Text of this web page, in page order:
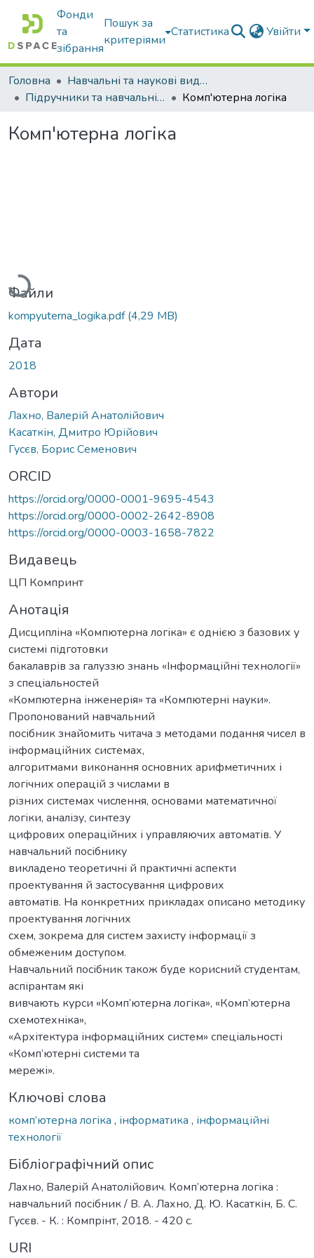
Фонди
та
зібрання
Пошук за
критеріями
Статистика Увійти
Головна
Навчальні та наукові видання
Підручники та навчальні посібники
Комп'ютерна логіка
Комп'ютерна логіка
Вантажиться...
Файли
kompyuterna_logika.pdf(4,29 MB)
Дата
2018
Автори
Лахно, Валерій Анатолійович
Касаткін, Дмитро Юрійович
Гусєв, Борис Семенович
ORCID
https://orcid.org/0000-0001-9695-4543
https://orcid.org/0000-0002-2642-8908
https://orcid.org/0000-0003-1658-7822
Видавець
ЦП Компринт
Анотація
Дисципліна «Компютерна логіка» є однією з базових у
системі підготовки
бакалаврів за галуззю знань «Інформаційні технології»
з спеціальностей
«Компютерна інженерія» та «Компютерні науки».
Пропонований навчальний
посібник знайомить читача з методами подання чисел в
інформаційних системах,
алгоритмами виконання основних арифметичних і
логічних операцій з числами в
різних системах числення, основами математичної
логіки, аналізу, синтезу
цифрових операційних і управляючих автоматів. У
навчальний посібнику
викладено теоретичні й практичні аспекти
проектування й застосування цифрових
автоматів. На конкретних прикладах описано методику
проектування логічних
схем, зокрема для систем захисту інформації з
обмеженим доступом.
Навчальний посібник також буде корисний студентам,
аспірантам які
вивчають курси «Комп’ютерна логіка», «Комп’ютерна
схемотехніка»,
«Архітектура інформаційних систем» спеціальності
«Комп’ютерні системи та
мережі».
Ключові слова
комп’ютерна логіка , інформатика , інформаційні
технології
Бібліографічний опис
Лахно, Валерій Анатолійович. Комп’ютерна логіка :
навчальний посібник / В. А. Лахно, Д. Ю. Касаткін, Б. С.
Гусєв. - К. : Компрінт, 2018. - 420 с.
URI